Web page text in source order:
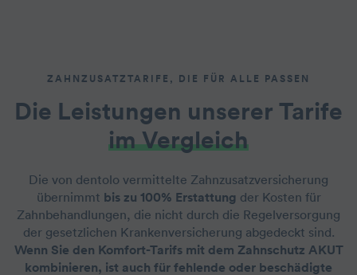
ZAHNZUSATZTARIFE, DIE FÜR ALLE PASSEN
Die Leistungen unserer Tarife
im Vergleich
Die von dentolo vermittelte Zahnzusatzversicherung
übernimmt bis zu 100% Erstattung der Kosten für
Zahnbehandlungen, die nicht durch die Regelversorgung
der gesetzlichen Krankenversicherung abgedeckt sind.
Wenn Sie den Komfort-Tarifs mit dem Zahnschutz AKUT
kombinieren, ist auch für fehlende oder beschädigte